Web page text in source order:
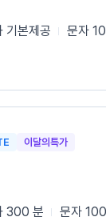
기본제공 문자
이달의특가
300 분 문자